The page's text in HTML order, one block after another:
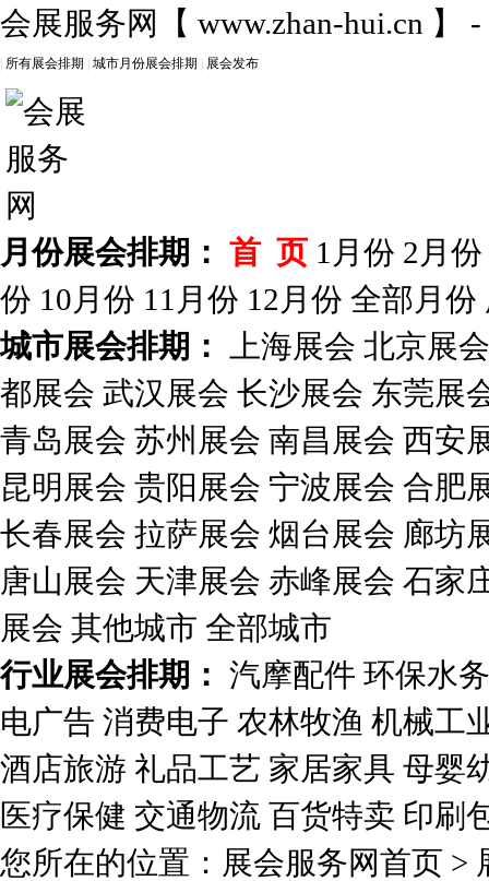
会展服务网 【 www.zhan-hui.cn 】
所有展会排期 城市月份展会排期 展会发布
月份展会排期： 首 页 1月份 2月份
份 10月份 11月份 12月份 全部月份
城市展会排期：
上海展会 北京展会
都展会 武汉展会 长沙展会 东莞展
青岛展会 苏州展会 南昌展会 西安
昆明展会 贵阳展会 宁波展会 合肥
长春展会 拉萨展会 烟台展会 廊坊
唐山展会 天津展会 赤峰展会 石家
展会 其他城市 全部城市
行业展会排期： 汽摩配件 环保水务
电广告 消费电子 农林牧渔 机械工
酒店旅游 礼品工艺 家居家具 母婴
医疗保健 交通物流 百货特卖 印刷
您所在的位置： 展会服务网首页 >